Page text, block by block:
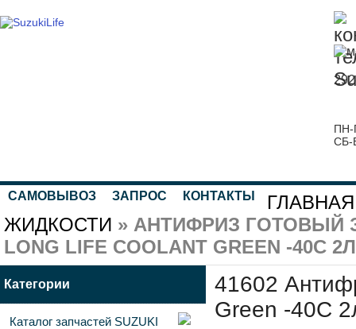
ПН-
СБ-
САМОВЫВОЗ ЗАПРОС КОНТАКТЫ ГЛАВНАЯ
ЖИДКОСТИ » АНТИФРИЗ ГОТОВЫЙ
LONG LIFE COOLANT GREEN -40C 2Л
41602
Green -40C
Категории
Каталог запчастей SUZUKI